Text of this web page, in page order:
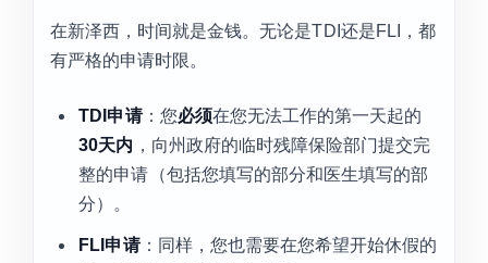
在新泽西，时间就是金钱。无论是TDI还是FLI，都
有严格的申请时限。
TDI申请：您必须在您无法工作的第一天起的
30天内 ，向州政府的临时残障保险部门提交完
整的申请（包括您填写的部分和医生填写的部
分）。
FLI申请：同样，您也需要在您希望开始休假的